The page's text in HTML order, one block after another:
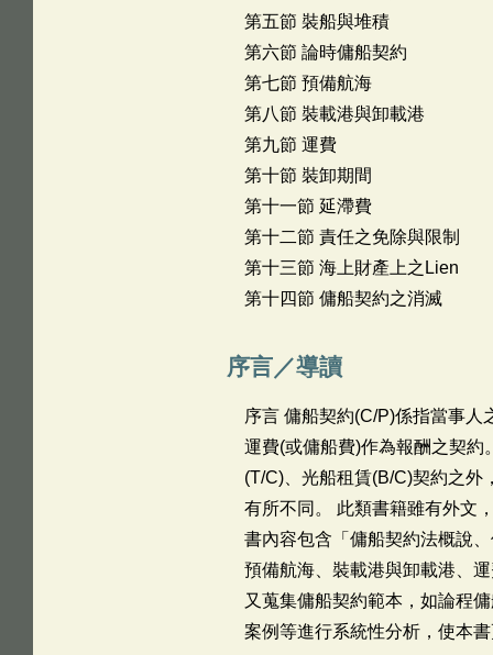
第五節 裝船與堆積
第六節 論時傭船契約
第七節 預備航海
第八節 裝載港與卸載港
第九節 運費
第十節 裝卸期間
第十一節 延滯費
第十二節 責任之免除與限制
第十三節 海上財產上之Lien
第十四節 傭船契約之消滅
序言／導讀
序言 傭船契約(C/P)係指當事
運費(或傭船費)作為報酬之契
(T/C)、光船租賃(B/C)契約之
有所不同。 此類書籍雖有外文
書內容包含「傭船契約法概說
預備航海、裝載港與卸載港、
又蒐集傭船契約範本，如論程
案例等進行系統性分析，使本